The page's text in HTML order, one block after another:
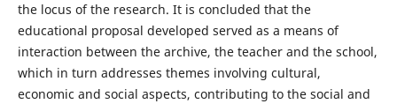
the locus of the research. It is concluded that the
educational proposal developed served as a means of
interaction between the archive, the teacher and the school,
which in turn addresses themes involving cultural,
economic and social aspects, contributing to the social and